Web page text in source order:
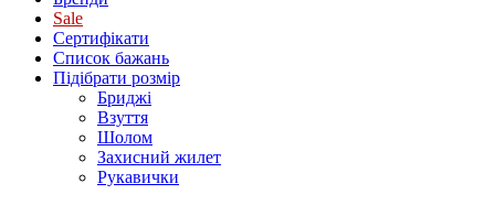
Sale
Сертифікати
Список бажань
Підібрати розмір
Бриджі
Взуття
Шолом
Захисний жилет
Рукавички